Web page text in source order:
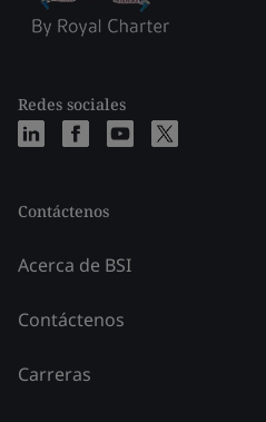
Redes sociales
Contáctenos
Acerca de BSI
Contáctenos
Carreras